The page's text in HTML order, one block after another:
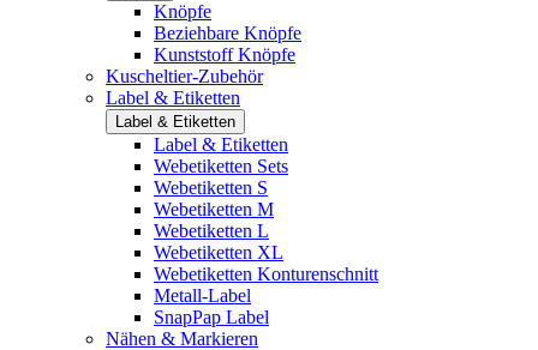
Knöpfe
Beziehbare Knöpfe
Kunststoff Knöpfe
Kuscheltier-Zubehör
Label & Etiketten
Label & Etiketten
Label & Etiketten
Webetiketten Sets
Webetiketten S
Webetiketten M
Webetiketten L
Webetiketten XL
Webetiketten Konturenschnitt
Metall-Label
SnapPap Label
Nähen & Markieren